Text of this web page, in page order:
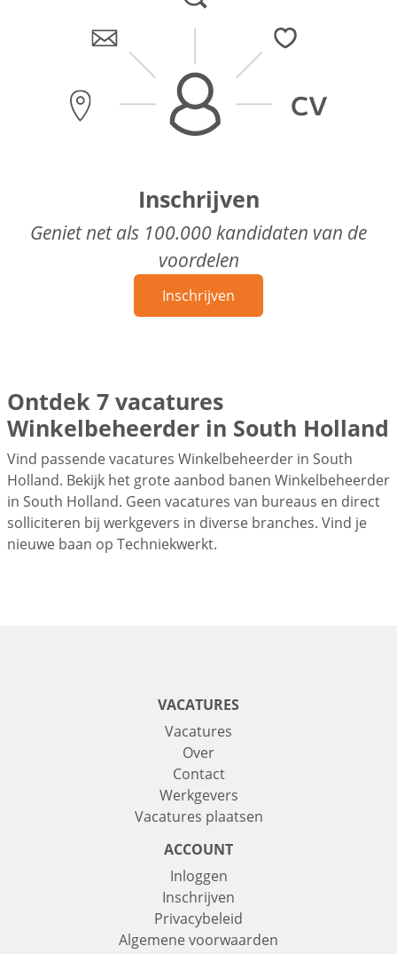
Inschrijven
Geniet net als 100.000 kandidaten van de
voordelen
Inschrijven
Ontdek 7 vacatures
Winkelbeheerder in South Holland
Vind passende vacatures Winkelbeheerder in South
Holland. Bekijk het grote aanbod banen Winkelbeheerder
in South Holland. Geen vacatures van bureaus en direct
solliciteren bij werkgevers in diverse branches. Vind je
nieuwe baan op Techniekwerkt.
VACATURES
Vacatures
Over
Contact
Werkgevers
Vacatures plaatsen
ACCOUNT
Inloggen
Inschrijven
Privacybeleid
Algemene voorwaarden